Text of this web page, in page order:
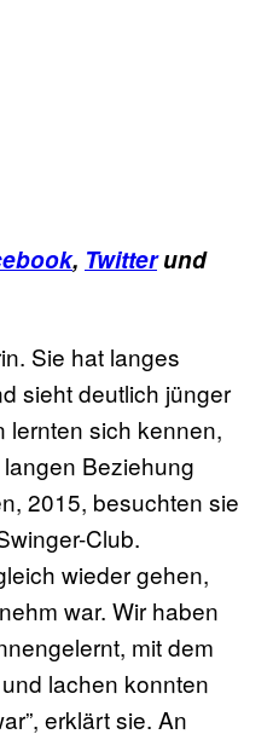
, Twitterund
Sie hat langes
sieht deutlich jünger
lernten sich kennen,
Beziehung
2015, besuchten sie
Club.
wieder gehen,
war. Wir haben
mit dem
lachen konnten
erklärt sie. An